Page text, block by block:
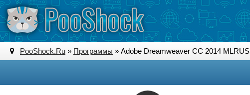
PooShock.Ru » Программы » Adobe Dreamweaver CC 2014 MLRUS